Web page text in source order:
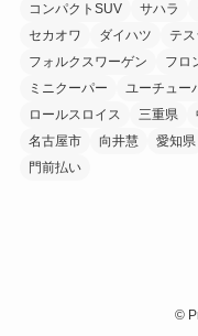
コンパクトSUV
サハラ
セカオワ
ダイハツ テス
フォルクスワーゲン
フロ
ミニクーパー
ユーチュー
ロールスロイス
三重県
名古屋市
向井慧 愛知県
門前払い
©